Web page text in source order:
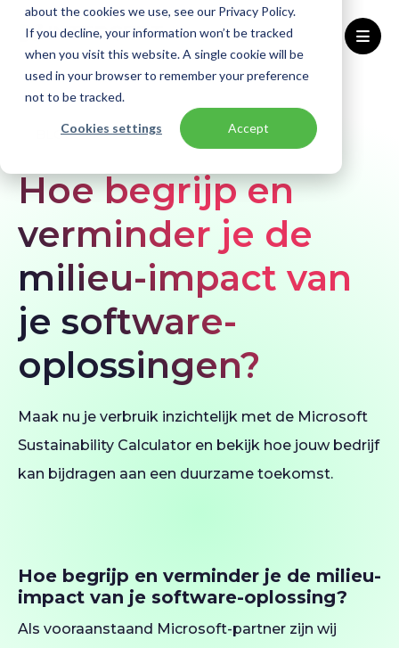
about the cookies we use, see our Privacy Policy.
If you decline, your information won’t be tracked
when you visit this website. A single cookie will be
used in your browser to remember your preference
not to be tracked.
Cookies settings Accept
Home Blogs Hoe begrijp en verminder je de milieu-impact van je software-oplossingen?
BLOG
Hoe begrijp en
verminder je de
milieu-impact van
je software-
oplossingen?
Maak nu je verbruik inzichtelijk met de Microsoft
Sustainability Calculator en bekijk hoe jouw bedrijf
kan bijdragen aan een duurzame toekomst.
Hoe begrijp en verminder je de milieu-
impact van je software-oplossing?
Als vooraanstaand Microsoft-partner zijn wij